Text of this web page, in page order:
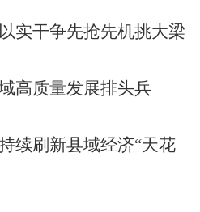
干争先抢先机挑大梁
质量发展排头兵
刷新县域经济“天花